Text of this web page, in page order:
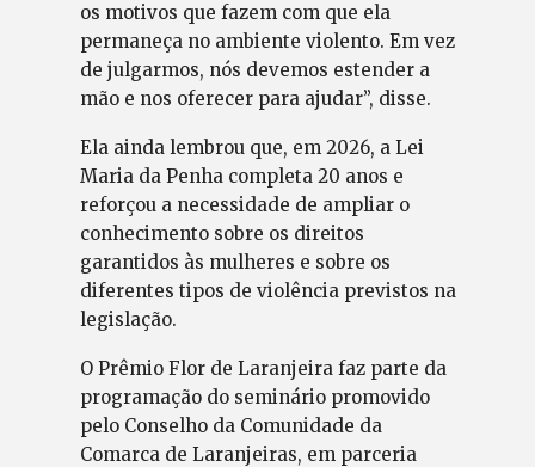
os motivos que fazem com que ela
permaneça no ambiente violento. Em vez
de julgarmos, nós devemos estender a
mão e nos oferecer para ajudar”, disse.
Ela ainda lembrou que, em 2026, a Lei
Maria da Penha completa 20 anos e
reforçou a necessidade de ampliar o
conhecimento sobre os direitos
garantidos às mulheres e sobre os
diferentes tipos de violência previstos na
legislação.
O Prêmio Flor de Laranjeira faz parte da
programação do seminário promovido
pelo Conselho da Comunidade da
Comarca de Laranjeiras, em parceria